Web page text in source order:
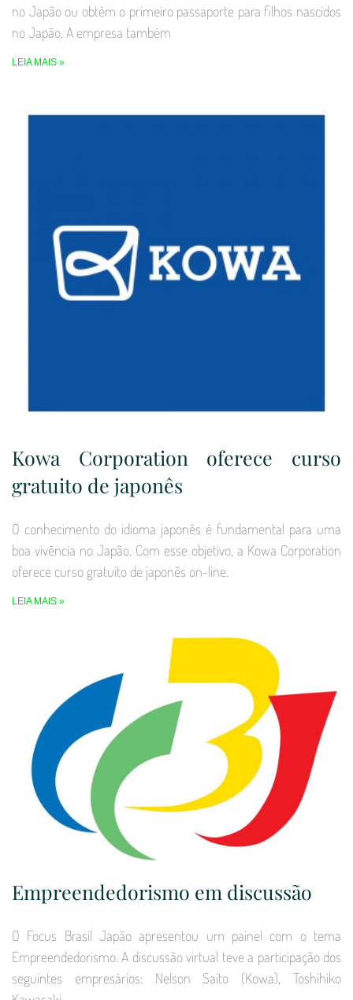
no Japão ou obtém o primeiro passaporte para filhos nascidos
no Japão. A empresa também
LEIA MAIS »
Kowa Corporation oferece curso
gratuito de japonês
O conhecimento do idioma japonês é fundamental para uma
boa vivência no Japão. Com esse objetivo, a Kowa Corporation
oferece curso gratuito de japonês on-line.
LEIA MAIS »
Empreendedorismo em discussão
O Focus Brasil Japão apresentou um painel com o tema
Empreendedorismo. A discussão virtual teve a participação dos
seguintes empresários: Nelson Saito (Kowa), Toshihiko